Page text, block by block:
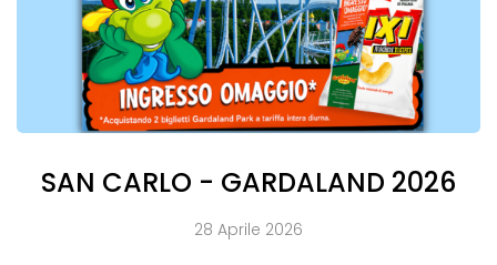
SAN CARLO - GARDALAND 2026
28 Aprile 2026